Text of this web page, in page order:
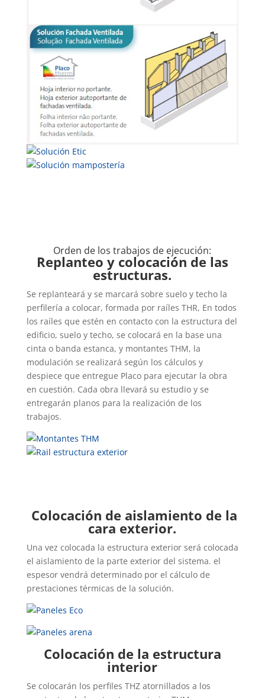
Orden de los trabajos de ejecución:
Replanteo y colocación de las
estructuras.
Se replanteará y se marcará sobre suelo y techo la
perfilería a colocar, formada por raíles THR, En todos
los raíles que estén en contacto con la estructura del
edificio, suelo y techo, se colocará en la base una
cinta o banda estanca, y montantes THM, la
modulación se realizará según los cálculos y
despiece que entregue Placo para ejecutar la obra
en cuestión. Cada obra llevará su estudio y se
entregarán planos para la realización de los
trabajos.
Colocación de aislamiento de la
cara exterior.
Una vez colocada la estructura exterior será colocada
el aislamiento de la parte exterior del sistema. el
espesor vendrá determinado por el cálculo de
prestaciones térmicas de la solución.
Colocación de la estructura
interior
Se colocarán los perfiles THZ atornillados a los